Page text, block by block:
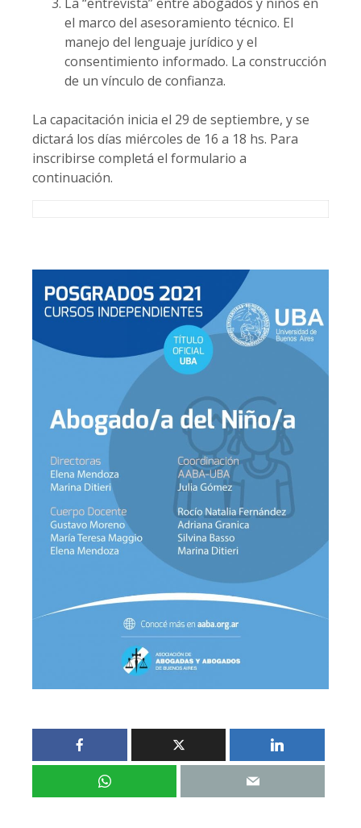
el marco del asesoramiento técnico. El
manejo del lenguaje jurídico y el
consentimiento informado. La construcción
de un vínculo de confianza.
La capacitación inicia el 29 de septiembre, y se
dictará los días miércoles de 16 a 18 hs. Para
inscribirse completá el formulario a
continuación.